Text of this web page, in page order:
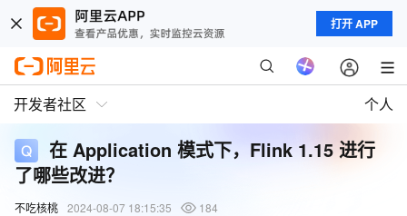
打开 APP
开发者社区 个人
在 Application 模式下，Flink 1.15 进行
了哪些改进？
不吃核桃 2024-08-07 18:15:35
184